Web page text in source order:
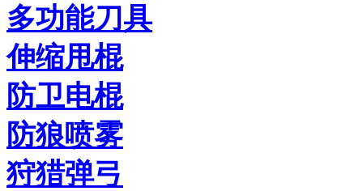
多功能刀具
伸缩甩棍
防卫电棍
防狼喷雾
狩猎弹弓